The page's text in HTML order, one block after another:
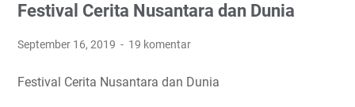
Festival Cerita Nusantara dan Dunia
September 16, 2019 19 komentar
Festival Cerita Nusantara dan Dunia